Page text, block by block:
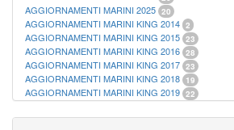
AGGIORNAMENTI MARINI 2025 20
AGGIORNAMENTI MARINI KING 2014 2
AGGIORNAMENTI MARINI KING 2015 23
AGGIORNAMENTI MARINI KING 2016 28
AGGIORNAMENTI MARINI KING 2017 23
AGGIORNAMENTI MARINI KING 2018 19
AGGIORNAMENTI MARINI KING 2019 22
ALBUM PER CARTAMONETA 1